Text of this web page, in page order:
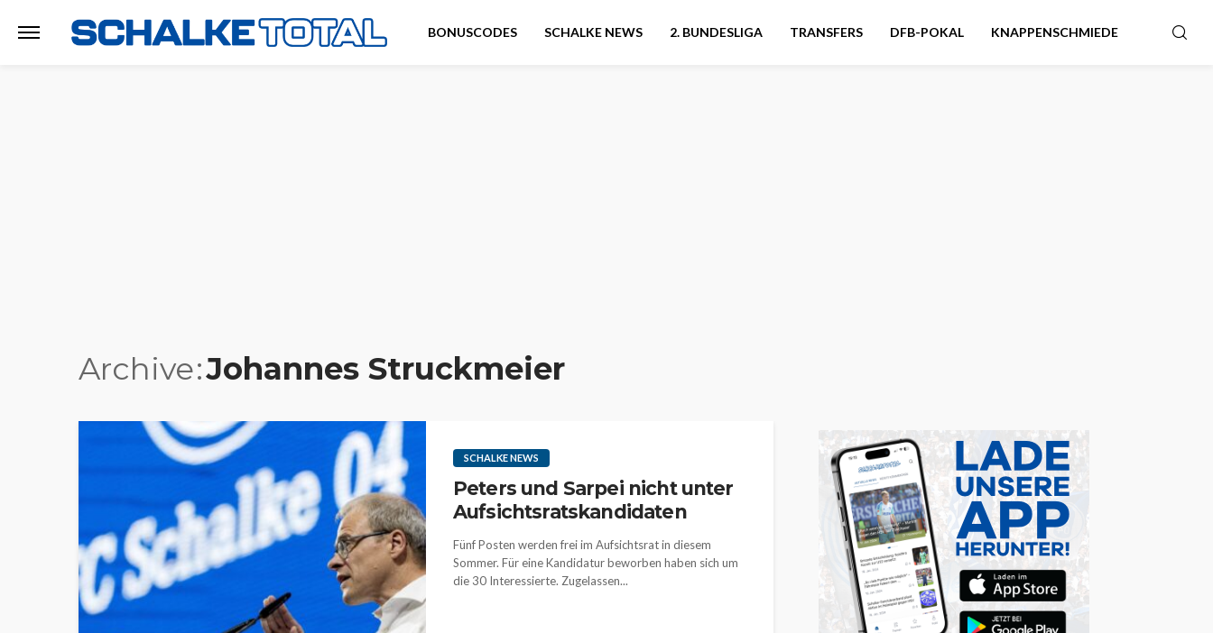
BONUSCODES SCHALKE NEWS 2. BUNDESLIGA TRANSFERS DFB-POKAL KNAPPENSCHMIEDE
Archive Johannes Struckmeier
SCHALKE NEWS
Peters und Sarpei nicht unter
Aufsichtsratskandidaten
Fünf Posten werden frei im Aufsichtsrat in diesem
Sommer. Für eine Kandidatur beworben haben sich um
die 30 Interessierte. Zugelassen...